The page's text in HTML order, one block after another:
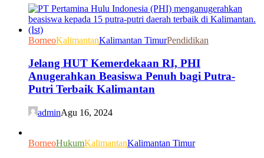
BorneoKalimantanKalimantan TimurPendidikan
Jelang HUT Kemerdekaan RI, PHI
Anugerahkan Beasiswa Penuh bagi Putra-
Putri Terbaik Kalimantan
adminAgu 16, 2024
BorneoHukumKalimantanKalimantan Timur